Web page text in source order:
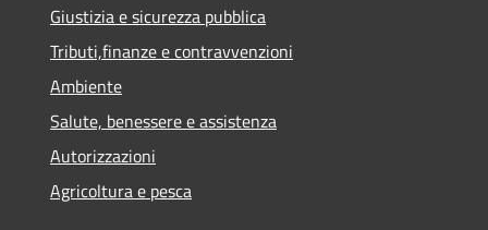
Giustizia e sicurezza pubblica
Tributi,finanze e contravvenzioni
Ambiente
Salute, benessere e assistenza
Autorizzazioni
Agricoltura e pesca